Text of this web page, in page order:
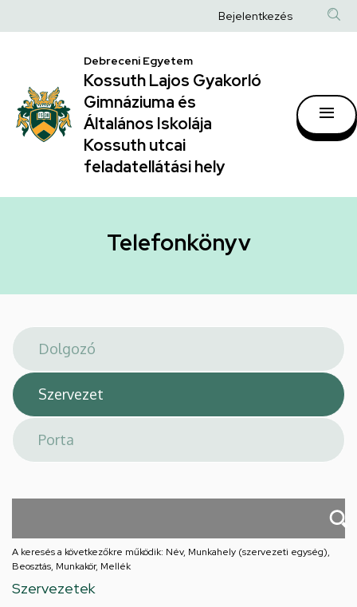
|
Kossuth
Lajos
Gyakorló
Gimnáziuma
Általános
hely
a
Anonim
fiók
Bejelentkezés
Debreceni Egyetem
Kossuth Lajos Gyakorló
Gimnáziuma és
Általános Iskolája
Kossuth utcai
feladatellátási hely
Telefonkönyv
A keresés a következőkre működik: Név, Munkahely (szervezeti egység),
Beosztás, Munkakör, Mellék
Szervezetek